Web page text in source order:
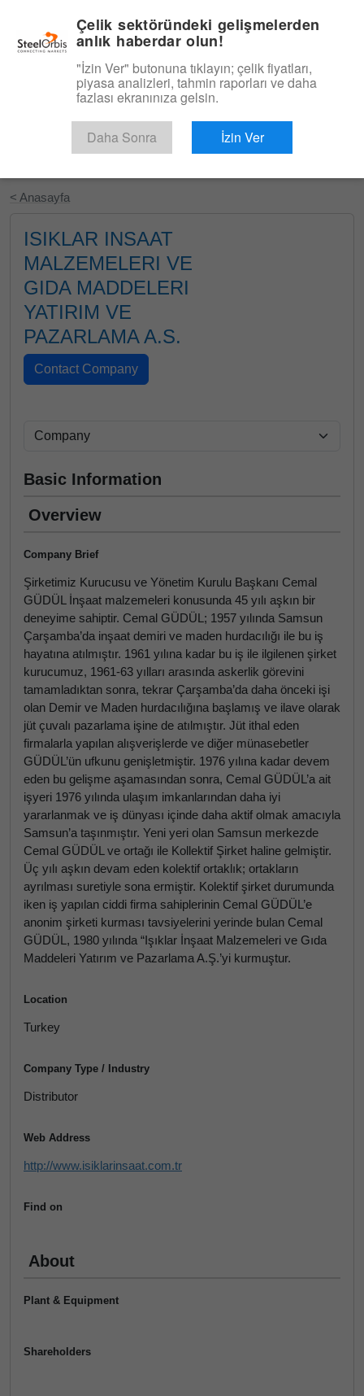
Ücretsiz Deneyin
< Anasayfa
ISIKLAR INSAAT
MALZEMELERI VE
GIDA MADDELERI
YATIRIM VE
PAZARLAMA A.S.
Basic Information
Overview
Company Brief
Şirketimiz Kurucusu ve Yönetim Kurulu Başkanı Cemal
GÜDÜL İnşaat malzemeleri konusunda 45 yılı aşkın bir
deneyime sahiptir. Cemal GÜDÜL; 1957 yılında Samsun
Çarşamba’da inşaat demiri ve maden hurdacılığı ile bu iş
hayatına atılmıştır. 1961 yılına kadar bu iş ile ilgilenen şirket
kurucumuz, 1961-63 yılları arasında askerlik görevini
tamamladıktan sonra, tekrar Çarşamba’da daha önceki işi
olan Demir ve Maden hurdacılığına başlamış ve ilave olarak
jüt çuvalı pazarlama işine de atılmıştır. Jüt ithal eden
firmalarla yapılan alışverişlerde ve diğer münasebetler
GÜDÜL’ün ufkunu genişletmiştir. 1976 yılına kadar devem
eden bu gelişme aşamasından sonra, Cemal GÜDÜL’a ait
işyeri 1976 yılında ulaşım imkanlarından daha iyi
yararlanmak ve iş dünyası içinde daha aktif olmak amacıyla
Samsun’a taşınmıştır. Yeni yeri olan Samsun merkezde
Cemal GÜDÜL ve ortağı ile Kollektif Şirket haline gelmiştir.
Üç yılı aşkın devam eden kolektif ortaklık; ortakların
ayrılması suretiyle sona ermiştir. Kolektif şirket durumunda
iken iş yapılan ciddi firma sahiplerinin Cemal GÜDÜL’e
anonim şirketi kurması tavsiyelerini yerinde bulan Cemal
GÜDÜL, 1980 yılında “Işıklar İnşaat Malzemeleri ve Gıda
Maddeleri Yatırım ve Pazarlama A.Ş.’yi kurmuştur.
Location
Turkey
Company Type / Industry
Distributor
Web Address
http://www.isiklarinsaat.com.tr
Find on
About
Plant & Equipment
Shareholders
Çelik sektöründeki gelişmelerden
anlık haberdar olun!
"İzin Ver" butonuna tıklayın; çelik fiyatları,
piyasa analizleri, tahmin raporları ve daha
fazlası ekranınıza gelsin.
Daha Sonra İzin Ver